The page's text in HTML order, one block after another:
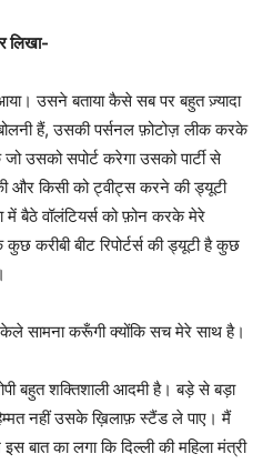
लिखा-
उसने बताया कैसे सब पर बहुत ज़्यादा
बोलनी हैं, उसकी पर्सनल फ़ोटोज़ लीक करके
उसको सपोर्ट करेगा उसको पार्टी से
और किसी को ट्वीट्स करने की ड्यूटी
में बैठे वॉलंटियर्स को फ़ोन करके मेरे
करीबी बीट रिपोर्टर्स की ड्यूटी है कुछ
सामना करूँगी क्योंकि सच मेरे साथ है।
बहुत शक्तिशाली आदमी है। बड़े से बड़ा
नहीं उसके ख़िलाफ़ स्टैंड ले पाए। मैं
बात का लगा कि दिल्ली की महिला मंत्री